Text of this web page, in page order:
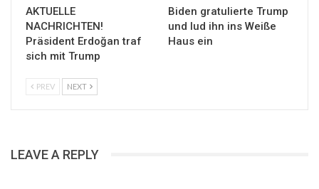
AKTUELLE
NACHRICHTEN!
Präsident Erdoğan traf
sich mit Trump
Biden gratulierte Trump
und lud ihn ins Weiße
Haus ein
PREV NEXT
LEAVE A REPLY